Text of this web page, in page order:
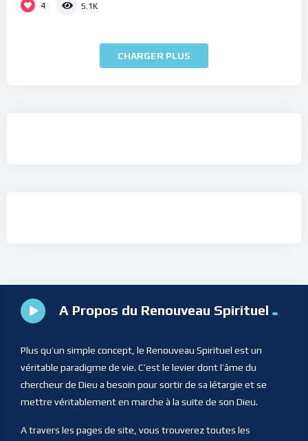
4 5.1K
CHARGER PLUS
A Propos du Renouveau Spirituel
Plus qu’un simple concept, le Renouveau Spirituel est un
véritable paradigme de vie. C’est le levier dont l’âme du
chercheur de Dieu a besoin pour sortir de sa létargie et se
mettre véritablement en marche à la suite de son Dieu.
A travers les pages de site, vous trouverez toutes les